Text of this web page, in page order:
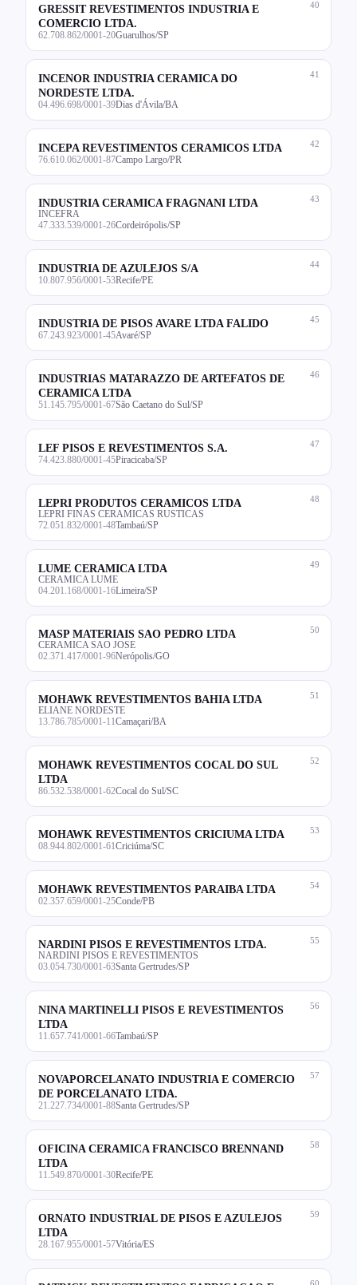
40
GRESSIT REVESTIMENTOS INDUSTRIA E
COMERCIO LTDA.
62.708.862/0001-20Guarulhos/SP
41
INCENOR INDUSTRIA CERAMICA DO
NORDESTE LTDA.
04.496.698/0001-39Dias d'Ávila/BA
42
INCEPA REVESTIMENTOS CERAMICOS LTDA
76.610.062/0001-87Campo Largo/PR
43
INDUSTRIA CERAMICA FRAGNANI LTDA
INCEFRA
47.333.539/0001-26Cordeirópolis/SP
44
INDUSTRIA DE AZULEJOS S/A
10.807.956/0001-53Recife/PE
45
INDUSTRIA DE PISOS AVARE LTDA FALIDO
67.243.923/0001-45Avaré/SP
46
INDUSTRIAS MATARAZZO DE ARTEFATOS DE
CERAMICA LTDA
51.145.795/0001-67São Caetano do Sul/SP
47
LEF PISOS E REVESTIMENTOS S.A.
74.423.880/0001-45Piracicaba/SP
48
LEPRI PRODUTOS CERAMICOS LTDA
LEPRI FINAS CERAMICAS RUSTICAS
72.051.832/0001-48Tambaú/SP
49
LUME CERAMICA LTDA
CERAMICA LUME
04.201.168/0001-16Limeira/SP
50
MASP MATERIAIS SAO PEDRO LTDA
CERAMICA SAO JOSE
02.371.417/0001-96Nerópolis/GO
51
MOHAWK REVESTIMENTOS BAHIA LTDA
ELIANE NORDESTE
13.786.785/0001-11 Camaçari/BA
52
MOHAWK REVESTIMENTOS COCAL DO SUL
LTDA
86.532.538/0001-62Cocal do Sul/SC
53
MOHAWK REVESTIMENTOS CRICIUMA LTDA
08.944.802/0001-61 Criciúma/SC
54
MOHAWK REVESTIMENTOS PARAIBA LTDA
02.357.659/0001-25Conde/PB
55
NARDINI PISOS E REVESTIMENTOS LTDA.
NARDINI PISOS E REVESTIMENTOS
03.054.730/0001-63Santa Gertrudes/SP
56
NINA MARTINELLI PISOS E REVESTIMENTOS
LTDA
11.657.741/0001-66Tambaú/SP
57
NOVAPORCELANATO INDUSTRIA E COMERCIO
DE PORCELANATO LTDA.
21.227.734/0001-88Santa Gertrudes/SP
58
OFICINA CERAMICA FRANCISCO BRENNAND
LTDA
11.549.870/0001-30Recife/PE
59
ORNATO INDUSTRIAL DE PISOS E AZULEJOS
LTDA
28.167.955/0001-57Vitória/ES
60